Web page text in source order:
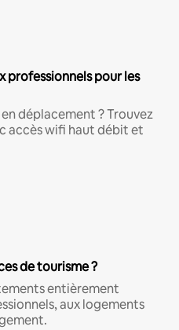
professionnels pour les
déplacement ? Trouvez
accès wifi haut débit et
de tourisme ?
entièrement
aux logements